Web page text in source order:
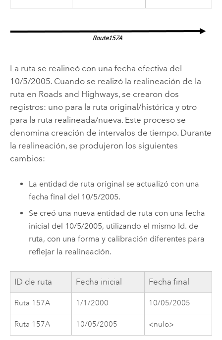
La ruta se realineó con una fecha efectiva del
10/5/2005. Cuando se realizó la realineación de la
ruta en Roads and Highways, se crearon dos
registros: uno para la ruta original/histórica y otro
para la ruta realineada/nueva. Este proceso se
denomina creación de intervalos de tiempo. Durante
la realineación, se produjeron los siguientes
cambios:
La entidad de ruta original se actualizó con una
fecha final del 10/5/2005.
Se creó una nueva entidad de ruta con una fecha
inicial del 10/5/2005, utilizando el mismo Id. de
ruta, con una forma y calibración diferentes para
reflejar la realineación.
ID de ruta Fecha inicial Fecha final
Ruta 157A 1/1/2000 10/05/2005
Ruta 157A 10/05/2005 <nulo>